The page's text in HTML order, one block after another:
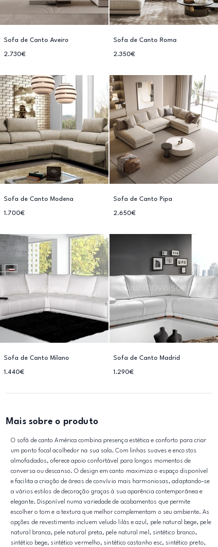
Sofa de Canto Aveiro
2.730€
Sofa de Canto Roma
2.350€
Sofa de Canto Modena
1.700€
Sofa de Canto Pipa
2.650€
Sofa de Canto Milano
1.440€
Sofa de Canto Madrid
1.290€
Mais sobre o produto
O sofá de canto América combina presença estética e conforto para criar
um ponto focal acolhedor na sua sala. Com linhas suaves e encostos
almofadados, oferece apoio confortável para longos momentos de
conversa ou descanso. O design em canto maximiza o espaço disponível
e facilita a criação de áreas de convívio mais harmoniosas, adaptando‑se
a vários estilos de decoração graças à sua aparência contemporânea e
elegante. Disponível numa variedade de acabamentos que permite
escolher o tom e a textura que melhor complementam o seu ambiente. As
opções de revestimento incluem veludo lilás e azul, pele natural bege, pele
natural branca, pele natural preta, pele natural mel, sintético branco,
sintético bege, sintético vermelho, sintético castanho esc, sintético preto,